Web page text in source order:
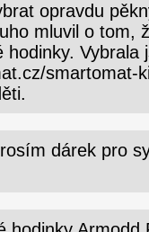
opravdu
mluvil o tom,
Vybrala
smartomat-
dárek pro